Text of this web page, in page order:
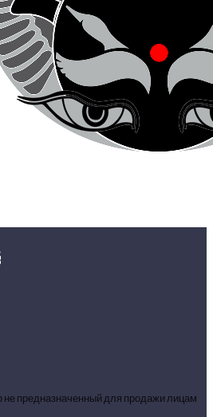
не предназначенный для продажи лицам